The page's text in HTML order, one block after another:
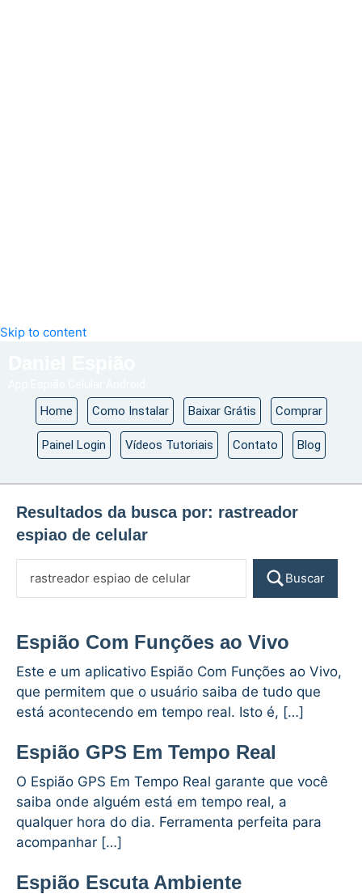
Skip to content
Home Como Instalar Baixar Grátis Comprar
Painel Login Vídeos Tutoriais Contato Blog
Resultados da busca por: rastreador
espiao de celular
Buscar
Espião Com Funções ao Vivo
Este e um aplicativo Espião Com Funções ao Vivo,
que permitem que o usuário saiba de tudo que
está acontecendo em tempo real. Isto é, […]
Espião GPS Em Tempo Real
O Espião GPS Em Tempo Real garante que você
saiba onde alguém está em tempo real, a
qualquer hora do dia. Ferramenta perfeita para
acompanhar […]
Espião Escuta Ambiente